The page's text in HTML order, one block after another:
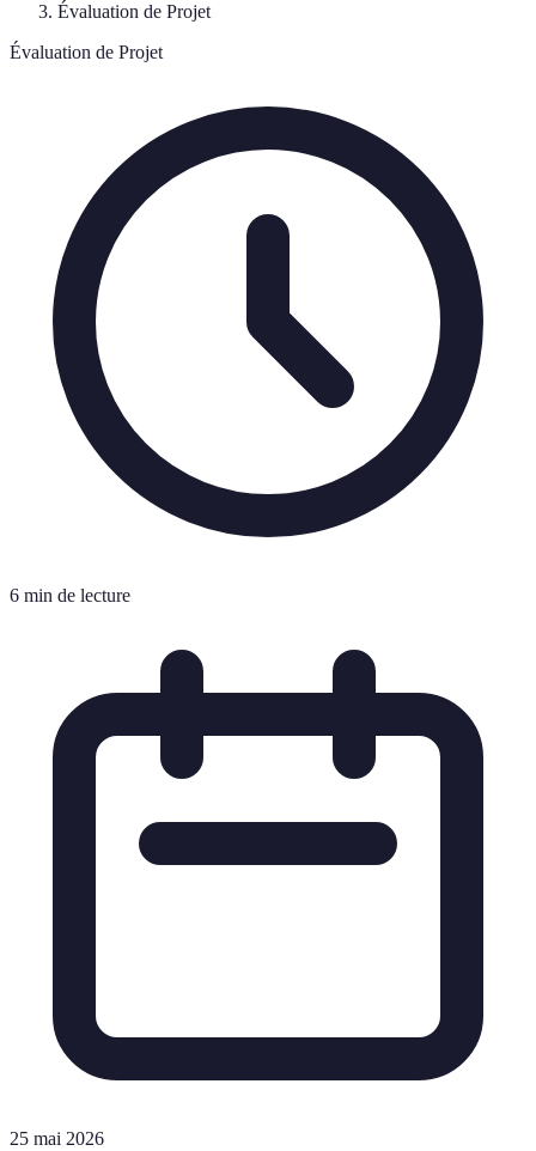
Évaluation de Projet
Évaluation de Projet
6 min de lecture
25 mai 2026